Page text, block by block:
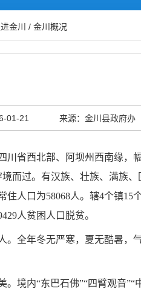
金川 / 金川概况
01-21 来源：金川县政府办
川省西北部、阿坝州西南缘，
境而过。 有汉族、 壮族、满族、
住人口为58068人。辖4个镇15
人贫困人口脱贫。
。 全年冬无严寒，夏无酷暑，
。 境内“东巴石佛”“四臂观音”“